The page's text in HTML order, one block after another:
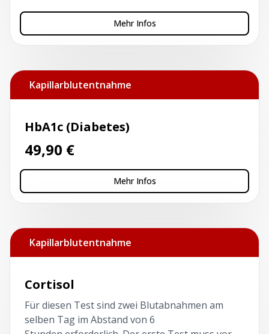
Mehr Infos
Kapillarblutentnahme
HbA1c (Diabetes)
49,90 €
Mehr Infos
Kapillarblutentnahme
Cortisol
Für diesen Test sind zwei Blutabnahmen am
selben Tag im Abstand von 6